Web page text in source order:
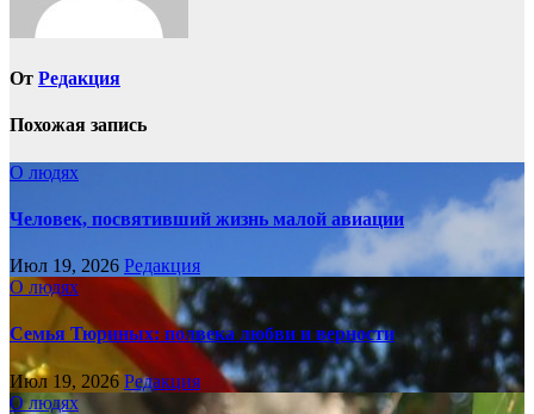
От Редакция
Похожая запись
О людях
Человек, посвятивший жизнь малой авиации
Июл 19, 2026 Редакция
О людях
Семья Тюриных: полвека любви и верности
Июл 19, 2026 Редакция
О людях